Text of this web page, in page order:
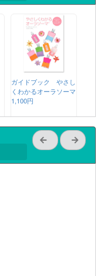
ガイドブック やさし
くわかるオーラソーマ
1,100円